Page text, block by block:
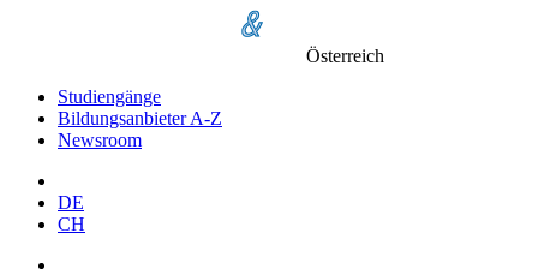
Österreich
Studiengänge
Bildungsanbieter A-Z
Newsroom
DE
CH